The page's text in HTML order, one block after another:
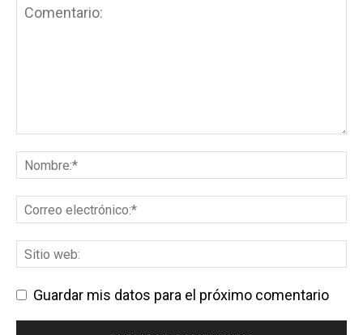
Guardar mis datos para el próximo comentario